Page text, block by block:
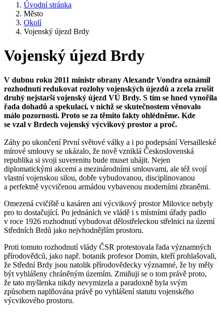
Úvodní stránka
Město
Okolí
Vojenský újezd Brdy
Vojenský újezd Brdy
V dubnu roku 2011 ministr obrany Alexandr Vondra oznámil
rozhodnutí redukovat rozlohy vojenských újezdů a zcela zrušit
druhý nejstarší vojenský újezd VÚ Brdy. S tím se hned vynořila
řada dohadů a spekulací, v nichž se skutečnostem věnovalo
málo pozornosti. Proto se za těmito fakty ohlédněme. Kde
se vzal v Brdech vojenský výcvikový prostor a proč.
Záhy po ukončení První světové války a i po podepsání Versailleské
mírové smlouvy se ukázalo, že nově vzniklá Československá
republika si svoji suverenitu bude muset uhájit. Nejen
diplomatickými akcemi a mezinárodními smlouvami, ale též svojí
vlastní vojenskou silou, dobře vybudovanou, disciplinovanou
a perfektně vycvičenou armádou vybavenou moderními zbraněmi.
Omezená cvičiště u kasáren ani výcvikový prostor Milovice nebyly
pro to dostačující. Po jednáních ve vládě i s místními úřady padlo
v roce 1926 rozhodnutí vybudovat dělostřeleckou střelnici na území
Středních Brdů jako nejvhodnějším prostoru.
Proti tomuto rozhodnutí vlády ČSR protestovala řada významných
přírodovědců, jako např. botanik profesor Domin, kteří prohlašovali,
že Střední Brdy jsou natolik přírodovědecky významné, že by měly
být vyhlášeny chráněným územím. Zmiňuji se o tom právě proto,
že tato myšlenka nikdy nevymizela a paradoxně byla svým
způsobem naplňována právě po vyhlášení statutu vojenského
výcvikového prostoru.